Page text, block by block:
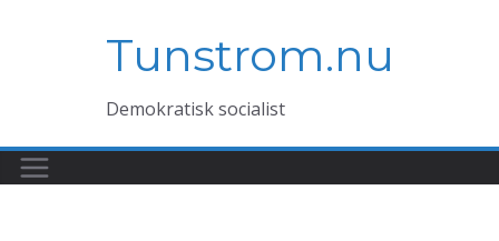
Tunstrom.nu
Demokratisk socialist